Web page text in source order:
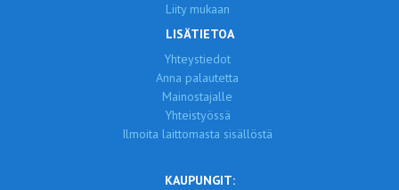
Liity mukaan
LISÄTIETOA
Yhteystiedot
Anna palautetta
Mainostajalle
Yhteistyössä
Ilmoita laittomasta sisällöstä
KAUPUNGIT: